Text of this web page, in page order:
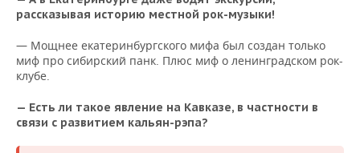
рассказывая историю местной рок-музыки!
— Мощнее екатеринбургского мифа был создан только
миф про сибирский панк. Плюс миф о ленинградском рок-
клубе.
— Есть ли такое явление на Кавказе, в частности в
связи с развитием кальян-рэпа?